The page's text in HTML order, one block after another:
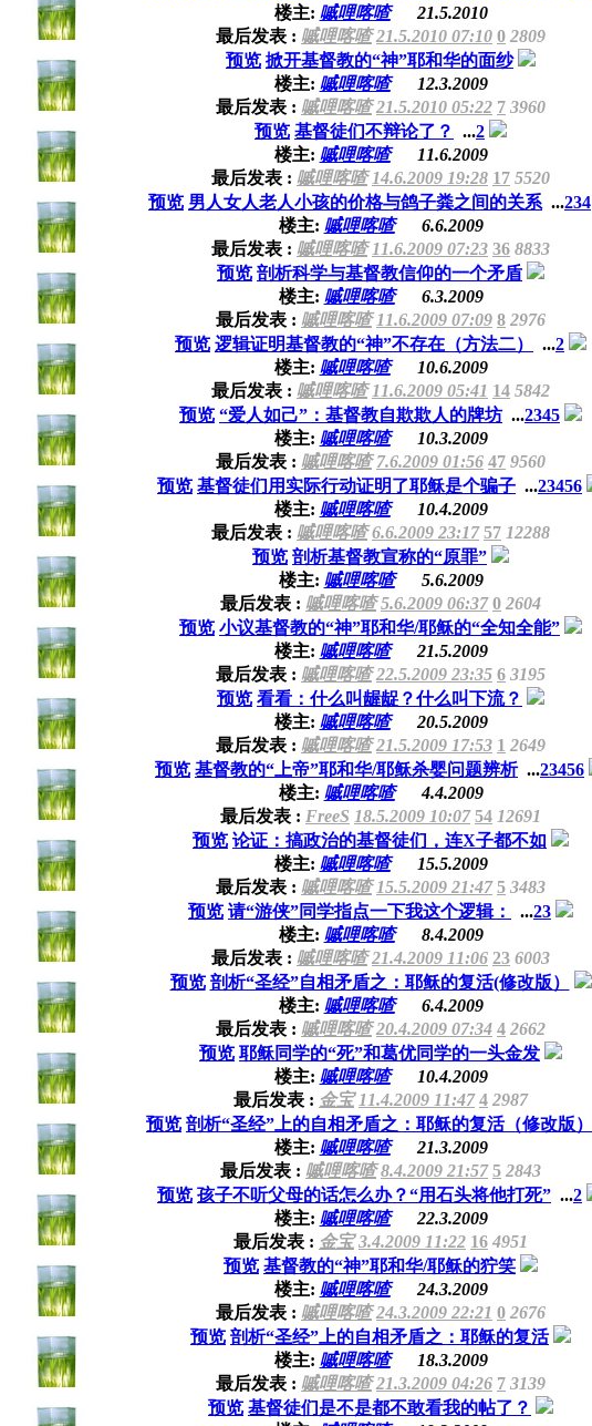
楼主: 嘁哩喀喳
21.5.2010
最后发表 : 嘁哩喀喳 21.5.2010 07:10 0 2809
预览 掀开基督教的“神”耶和华的面纱
楼主: 嘁哩喀喳
12.3.2009
最后发表 : 嘁哩喀喳 21.5.2010 05:22 7 3960
预览 基督徒们不辩论了？ ...2
楼主: 嘁哩喀喳
11.6.2009
最后发表 : 嘁哩喀喳 14.6.2009 19:28 17 5520
预览 男人女人老人小孩的价格与鸽子粪之间的关系 ...234
楼主: 嘁哩喀喳
6.6.2009
最后发表 : 嘁哩喀喳 11.6.2009 07:23 36 8833
预览 剖析科学与基督教信仰的一个矛盾
楼主: 嘁哩喀喳
6.3.2009
最后发表 : 嘁哩喀喳 11.6.2009 07:09 8 2976
预览 逻辑证明基督教的“神”不存在（方法二） ...2
楼主: 嘁哩喀喳
10.6.2009
最后发表 : 嘁哩喀喳 11.6.2009 05:41 14 5842
预览 “爱人如己”：基督教自欺欺人的牌坊 ...2345
楼主: 嘁哩喀喳
10.3.2009
最后发表 : 嘁哩喀喳 7.6.2009 01:56 47 9560
预览 基督徒们用实际行动证明了耶稣是个骗子 ...23456
楼主: 嘁哩喀喳
10.4.2009
最后发表 : 嘁哩喀喳 6.6.2009 23:17 57 12288
预览 剖析基督教宣称的“原罪”
楼主: 嘁哩喀喳
5.6.2009
最后发表 : 嘁哩喀喳 5.6.2009 06:37 0 2604
预览 小议基督教的“神”耶和华/耶稣的“全知全能”
楼主: 嘁哩喀喳
21.5.2009
最后发表 : 嘁哩喀喳 22.5.2009 23:35 6 3195
预览 看看：什么叫龌龊？什么叫下流？
楼主: 嘁哩喀喳
20.5.2009
最后发表 : 嘁哩喀喳 21.5.2009 17:53 1 2649
预览 基督教的“上帝”耶和华/耶稣杀婴问题辨析 ...23456
楼主: 嘁哩喀喳
4.4.2009
最后发表 : FreeS 18.5.2009 10:07 54 12691
预览 论证：搞政治的基督徒们，连X子都不如
楼主: 嘁哩喀喳
15.5.2009
最后发表 : 嘁哩喀喳 15.5.2009 21:47 5 3483
预览 请“游侠”同学指点一下我这个逻辑： ...23
楼主: 嘁哩喀喳
8.4.2009
最后发表 : 嘁哩喀喳 21.4.2009 11:06 23 6003
预览 剖析“圣经”自相矛盾之：耶稣的复活(修改版）
楼主: 嘁哩喀喳
6.4.2009
最后发表 : 嘁哩喀喳 20.4.2009 07:34 4 2662
预览 耶稣同学的“死”和葛优同学的一头金发
楼主: 嘁哩喀喳
10.4.2009
最后发表 : 金宝 11.4.2009 11:47 4 2987
预览 剖析“圣经”上的自相矛盾之：耶稣的复活（修改版）
楼主: 嘁哩喀喳
21.3.2009
最后发表 : 嘁哩喀喳 8.4.2009 21:57 5 2843
预览 孩子不听父母的话怎么办？“用石头将他打死” ...2
楼主: 嘁哩喀喳
22.3.2009
最后发表 : 金宝 3.4.2009 11:22 16 4951
预览 基督教的“神”耶和华/耶稣的狞笑
楼主: 嘁哩喀喳
24.3.2009
最后发表 : 嘁哩喀喳 24.3.2009 22:21 0 2676
预览 剖析“圣经”上的自相矛盾之：耶稣的复活
楼主: 嘁哩喀喳
18.3.2009
最后发表 : 嘁哩喀喳 21.3.2009 04:26 7 3139
预览 基督徒们是不是都不敢看我的帖了？